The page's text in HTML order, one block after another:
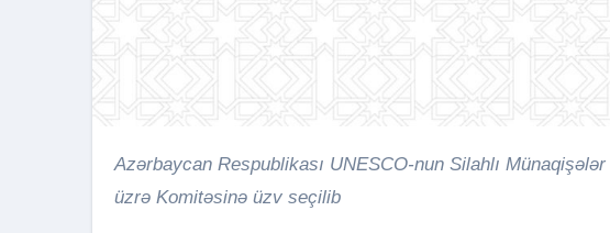
Azərbaycan Respublikası UNESCO-nun Silahlı Münaqişələr zamanı Mədəni Mülkiyyətin Qorunması
üzrə Komitəsinə üzv seçilib